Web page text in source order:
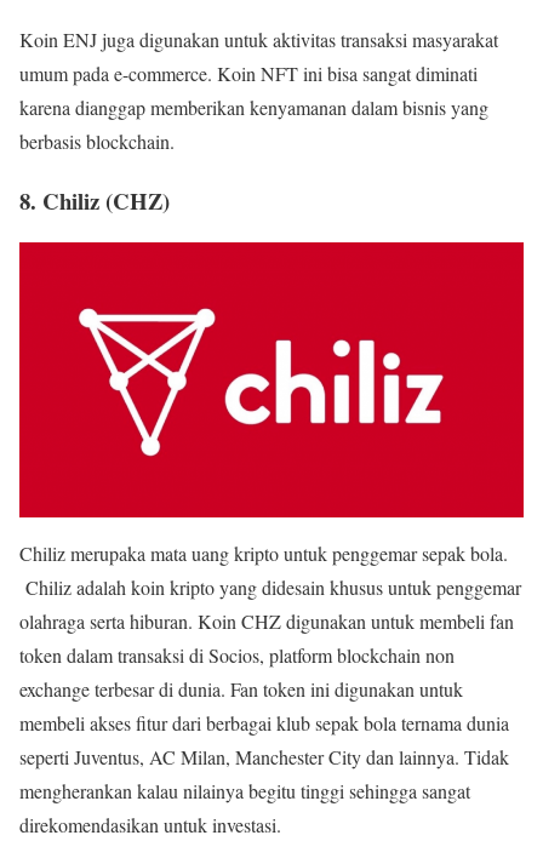
Koin ENJ juga digunakan untuk aktivitas transaksi masyarakat
umum pada e-commerce. Koin NFT ini bisa sangat diminati
karena dianggap memberikan kenyamanan dalam bisnis yang
berbasis blockchain.
8. Chiliz (CHZ)
Chiliz merupaka mata uang kripto untuk penggemar sepak bola.
Chiliz adalah koin kripto yang didesain khusus untuk penggemar
olahraga serta hiburan. Koin CHZ digunakan untuk membeli fan
token dalam transaksi di Socios, platform blockchain non
exchange terbesar di dunia. Fan token ini digunakan untuk
membeli akses fitur dari berbagai klub sepak bola ternama dunia
seperti Juventus, AC Milan, Manchester City dan lainnya. Tidak
mengherankan kalau nilainya begitu tinggi sehingga sangat
direkomendasikan untuk investasi.